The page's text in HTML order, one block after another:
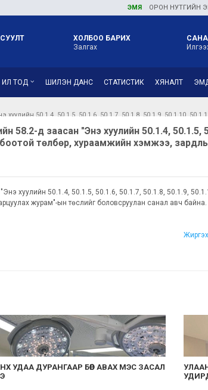
ОРОН НУТГИЙН ЭРҮҮЛ
ХОЛБОО БАРИХ
Залгах
ИЛ ТОД ШИЛЭН ДАНС СТАТИСТИК ХЯНАЛТ
50.1.4, 50.1.5, 50.1.6, 50.1.7, 50.1.8, 50.1.9,
58.2-д заасан "Энэ хуулийн 50.1.4, 50.1.5,
төлбөр, хураамжийн хэмжээ,
хуулийн 50.1.4, 50.1.5, 50.1.6, 50.1.7, 50.1.8, 50.1.9,
журам"-ын төслийг боловсруулан санал авч
Жиргэх
УДАА ДУРАНГААР БӨӨР АВАХ МЭС ЗАСАЛ